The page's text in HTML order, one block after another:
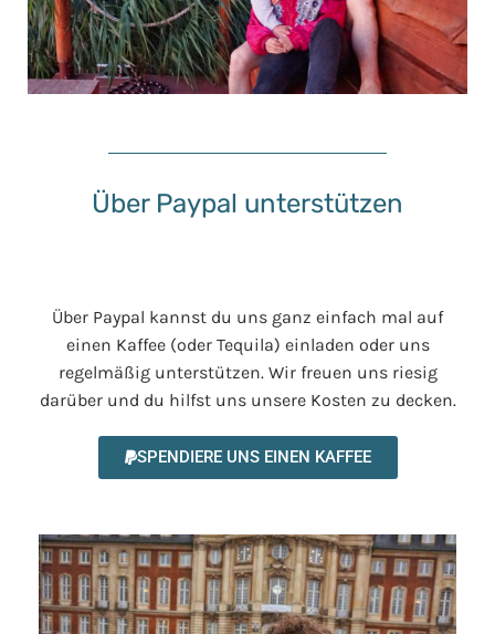
Über Paypal unterstützen
Über Paypal kannst du uns ganz einfach mal auf
einen Kaffee (oder Tequila) einladen oder uns
regelmäßig unterstützen. Wir freuen uns riesig
darüber und du hilfst uns unsere Kosten zu decken.
SPENDIERE UNS EINEN KAFFEE